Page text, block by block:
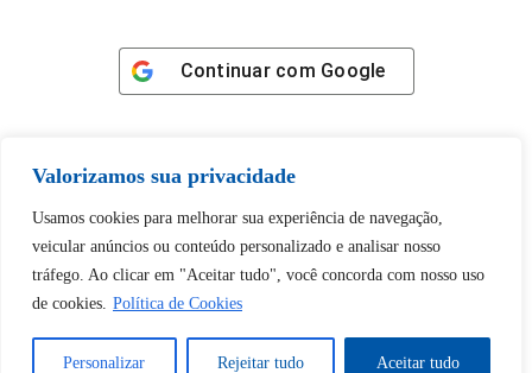
Valorizamos sua privacidade
Usamos cookies para melhorar sua experiência de navegação,
veicular anúncios ou conteúdo personalizado e analisar nosso
tráfego. Ao clicar em "Aceitar tudo", você concorda com nosso uso
de cookies. Política de Cookies
Personalizar Rejeitar tudo Aceitar tudo
Continuar com Google
Tem certeza de que deseja
desbloquear esta publicação?
Desbloquear esquerda : 0